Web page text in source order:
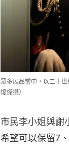
眾多展品當中，以二十
煒傑攝）
市民李小姐與謝
希望可以保留7